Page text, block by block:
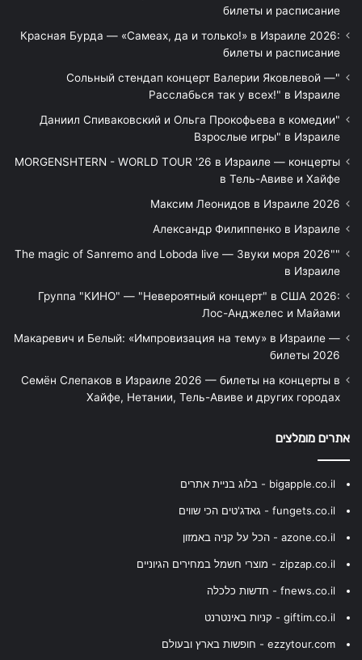
билеты и расписание
Красная Бурда — «Самеах, да и только!» в Израиле 2026:
билеты и расписание
"Сольный стендап концерт Валерии Яковлевой —
Расслабься так у всех!" в Израиле
"Даниил Спиваковский и Ольга Прокофьева в комедии
Взрослые игры" в Израиле
MORGENSHTERN - WORLD TOUR '26 в Израиле — концерты
в Тель-Авиве и Хайфе
Максим Леонидов в Израиле 2026
Александр Филиппенко в Израиле
"The magic of Sanremo and Loboda live — Звуки моря 2026"
в Израиле
Группа "КИНО" — "Невероятный концерт" в США 2026:
Лос-Анджелес и Майами
Макаревич и Белый: «Импровизация на тему» в Израиле —
билеты 2026
Семён Слепаков в Израиле 2026 — билеты на концерты в
Хайфе, Нетании, Тель-Авиве и других городах
אתרים מומלצים
bigapple.co.il - בלוג בניית אתרים
fungets.co.il - גאדג'טים הכי שווים
azone.co.il - הכל על קניה באמזון
zipzap.co.il - מוצרי חשמל במחירים הגיוניים
fnews.co.il - חדשות כלכלה
giftim.co.il - קניות באינטרנט
ezzytour.com - חופשות בארץ ובעולם